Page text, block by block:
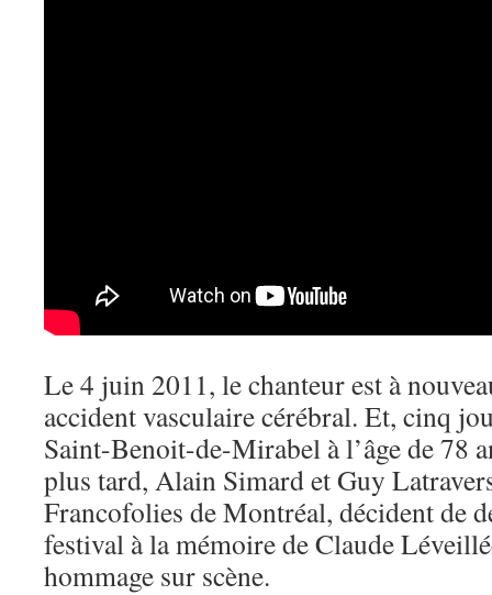
Le 4 juin 2011, le chanteur est à
accident vasculaire cérébral. Et, cinq
Saint-Benoit-de-Mirabel à l’âge de 78
plus tard, Alain Simard et Guy
Francofolies de Montréal, décident de
festival à la mémoire de Claude
hommage sur scène.